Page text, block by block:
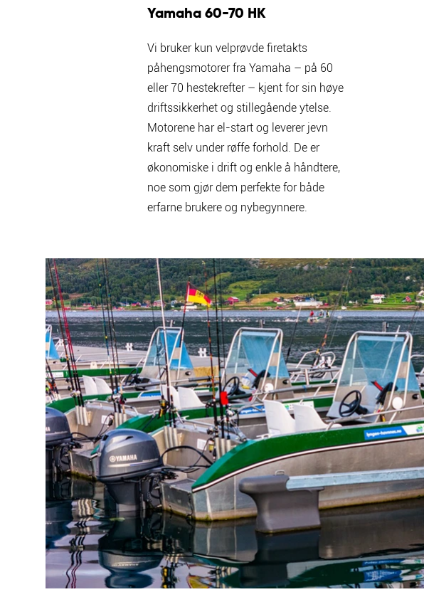
Yamaha 60-70 HK
Vi bruker kun velprøvde firetakts
påhengsmotorer fra Yamaha – på 60
eller 70 hestekrefter – kjent for sin høye
driftssikkerhet og stillegående ytelse.
Motorene har el-start og leverer jevn
kraft selv under røffe forhold. De er
økonomiske i drift og enkle å håndtere,
noe som gjør dem perfekte for både
erfarne brukere og nybegynnere.